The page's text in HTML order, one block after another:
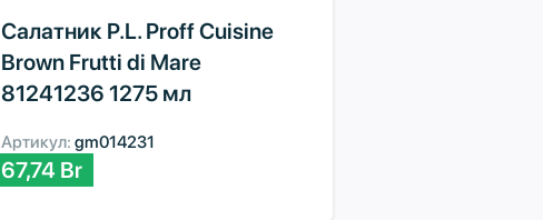
Салатник P.L. Proff Cuisine
Brown Frutti di Mare
81241236 1275 мл
Артикул: gm014231
67,74 Br